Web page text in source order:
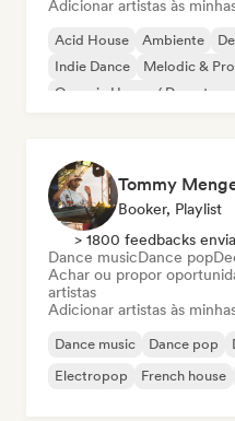
Adicionar artistas às
Acid House Ambiente
Indie Dance
Melodic &
Organic House /
Tommy
Booker, Playlist
> 1800 feedbacks
Dance musicDance pop
Achar ou propor
artistas
Adicionar artistas às
Dance music Dance pop
Electropop
French house